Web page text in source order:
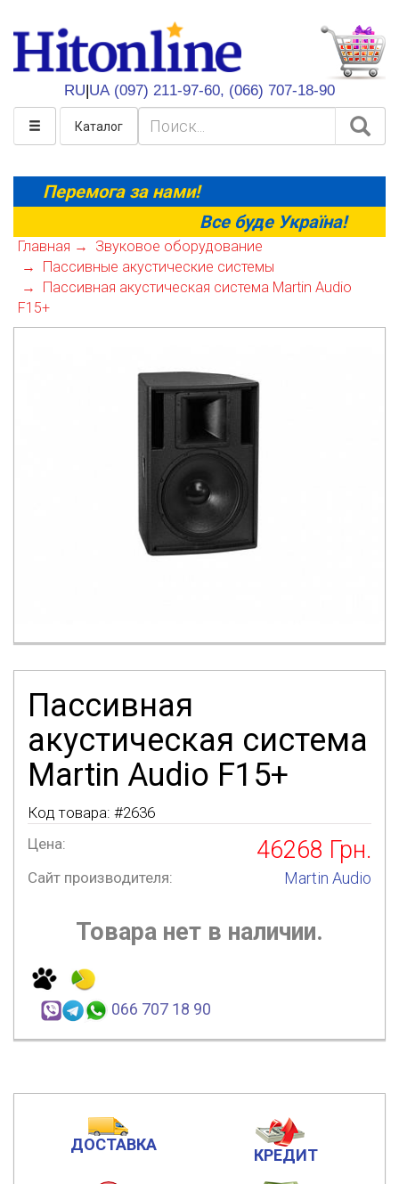
RU|UA (097) 211-97-60, (066) 707-18-90
HitOnline
Каталог
Перемога за нами!
Все буде Україна!
Главная
Звуковое оборудование
Пассивные акустические системы
Пассивная акустическая система Martin Audio
F15+
Пассивная
акустическая система
Martin Audio F15+
Код товара: #2636
Цена:
46268 Грн.
Сайт производителя: Martin Audio
Товара нет в наличии.
066 707 18 90
ДОСТАВКА
КРЕДИТ